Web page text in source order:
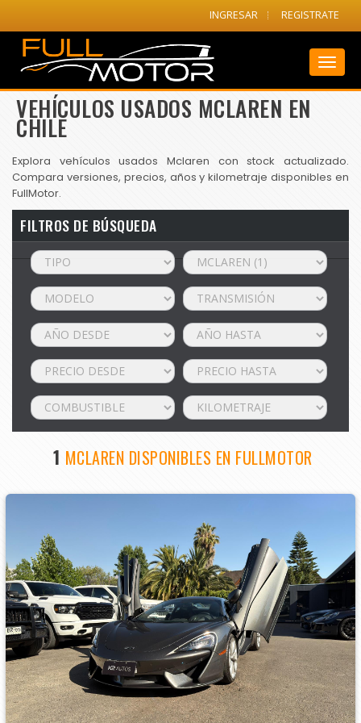
INGRESAR REGISTRATE
VEHÍCULOS USADOS MCLAREN EN
CHILE
Explora vehículos usados Mclaren con stock actualizado.
Compara versiones, precios, años y kilometraje disponibles en
FullMotor.
FILTROS DE BÚSQUEDA
1 MCLAREN DISPONIBLES EN FULLMOTOR